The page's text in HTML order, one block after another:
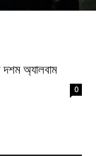
দশম অ্যালবাম
0